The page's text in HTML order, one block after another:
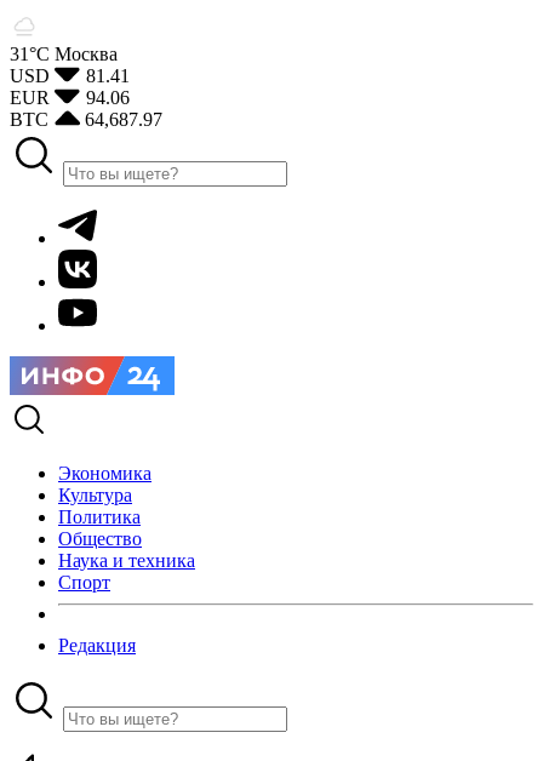
31°С Москва
USD
81.41
EUR
94.06
BTC
64,687.97
Экономика
Культура
Политика
Общество
Наука и техника
Спорт
Редакция